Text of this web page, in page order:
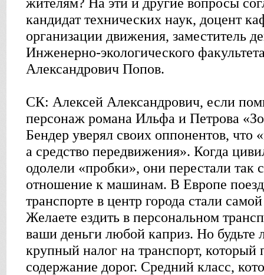
кандидат технических наук, доцент
организации движения, заместитель
Инженерно-экологического
Александрович Попов.
СК: Алексей Александрович, если
персонаж романа Ильфа и Петрова
Бендер уверял своих оппонентов, что
а средство передвижения». Когда
одолели «пробки», они перестали так
отношение к машинам. В Европе
транспорте в центр города стали
Желаете ездить в персональном
ваши деньги любой каприз. Но будьте
крупный налог на транспорт, который
содержание дорог. Средний класс,